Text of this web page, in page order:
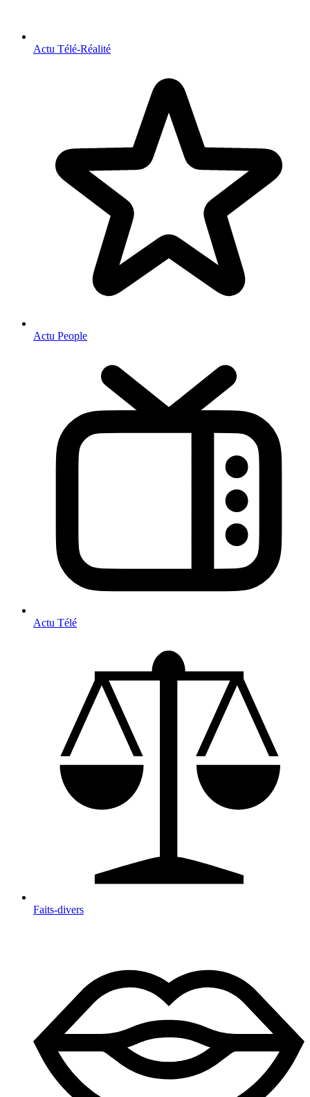
Actu Télé-Réalité
Actu People
Actu Télé
Faits-divers